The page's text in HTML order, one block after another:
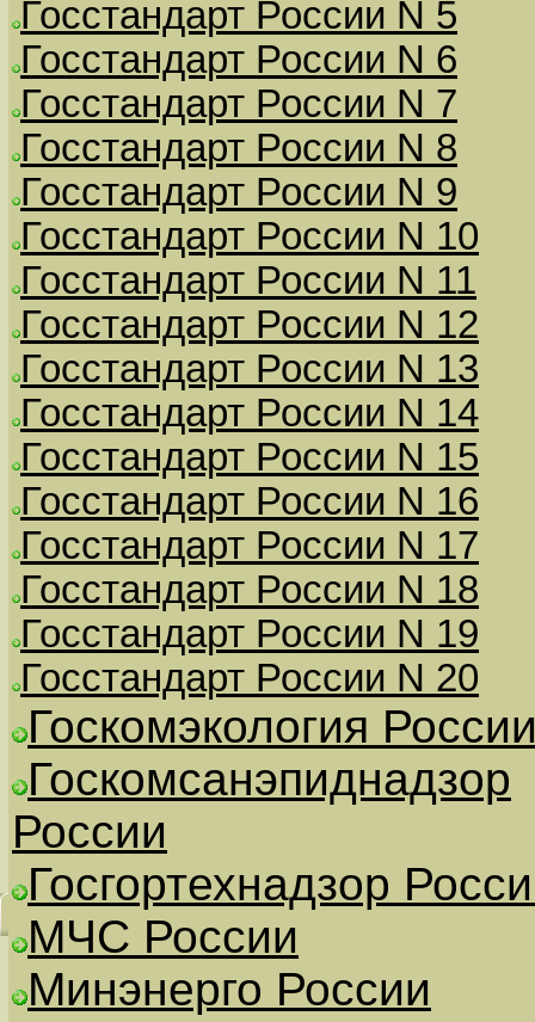
Госстандарт России N 5
Госстандарт России N 6
Госстандарт России N 7
Госстандарт России N 8
Госстандарт России N 9
Госстандарт России N 10
Госстандарт России N 11
Госстандарт России N 12
Госстандарт России N 13
Госстандарт России N 14
Госстандарт России N 15
Госстандарт России N 16
Госстандарт России N 17
Госстандарт России N 18
Госстандарт России N 19
Госстандарт России N 20
Госкомэкология
Госкомсанэпиднадзор
России
Госгортехнадзор
МЧС России
Минэнерго России